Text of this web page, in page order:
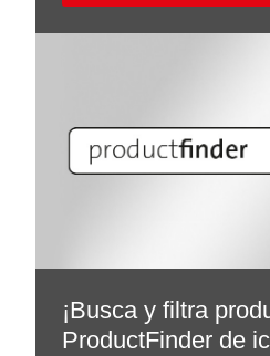
¡Busca y filtra
ProductFinder de